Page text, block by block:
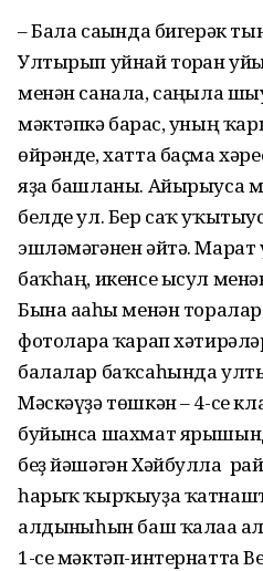
– Бала сағында бигерәк
Ултырып уйнай торған
менән санала, саңғыла
мәктәпкә барғас, уның
өйрәнде, хатта баҫма
яҙа башланы. Айырыуса
белде ул. Бер саҡ
эшләмәгәнен әйтә. Марат
баҡһаң, икенсе ысул
Бына ағаһы менән
фотоларға ҡарап
балалар баҡсаһында
Мәскәүҙә төшкән – 4-се
буйынса шахмат
беҙ йәшәгән Хәйбулла
һарыҡ ҡырҡыуҙа
алдынғыһын баш ҡалаға
1-се мәктәп-интернатта